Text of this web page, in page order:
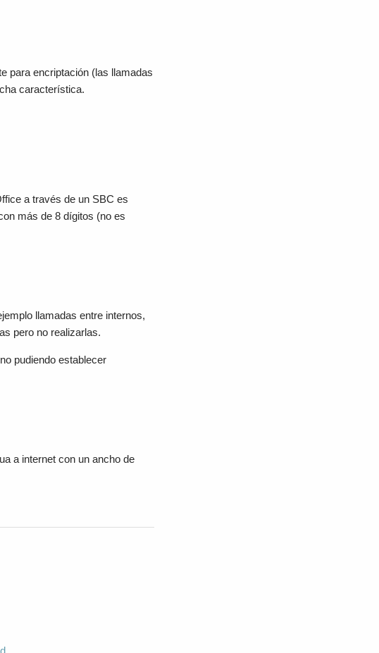
para encriptación (las llamadas
característica.
a través de un SBC es
más de 8 dígitos (no es
llamadas entre internos,
pero no realizarlas.
pudiendo establecer
a internet con un ancho de